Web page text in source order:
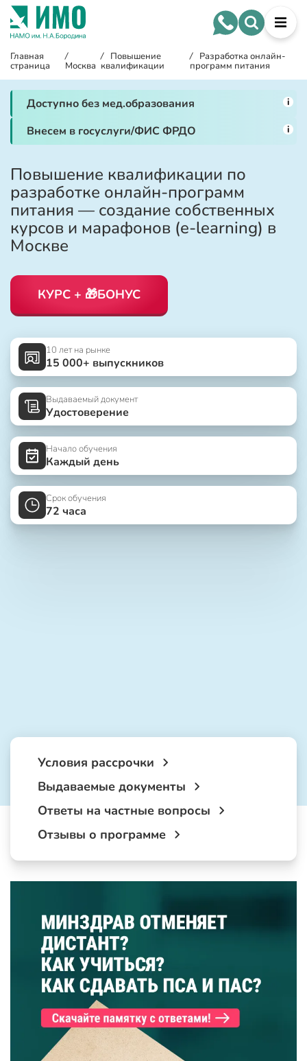
Главная
страница
/
Москва
/ Повышение
квалификации
/ Разработка онлайн-
программ питания
Доступно без мед.образования i
Внесем в госуслуги/ФИС ФРДО i
Повышение квалификации по
разработке онлайн-программ
питания — создание собственных
курсов и марафонов (e-learning) в
Москве
КУРС + 🎁БОНУС
10 лет на рынке
15 000+ выпускников
Выдаваемый документ
Удостоверение
Начало обучения
Каждый день
Срок обучения
72 часа
Условия рассрочки
Выдаваемые документы
Ответы на частные вопросы
Отзывы о программе